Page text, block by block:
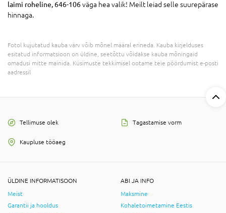
laimi roheline, 646-106väga hea valik! Meilt leiad selle suurepärase
hinnaga.
Fotol kujutatud kauba värv võib mõnel määral erineda. Kauba kirjelduses
esitatud informatsioon on üldine, seetõttu võidakse kauba mõningaid
omadusi mitte mainida. Küsimuste tekkimisel ootame teie pöördumist e-posti
aadressil
Tellimuse olek Tagastamise vorm
Kaupluse tööaeg
ÜLDINE INFORMATISOON
Meist
Garantii ja hooldus
ABI JA INFO
Maksmine
Kohaletoimetamine Eestis